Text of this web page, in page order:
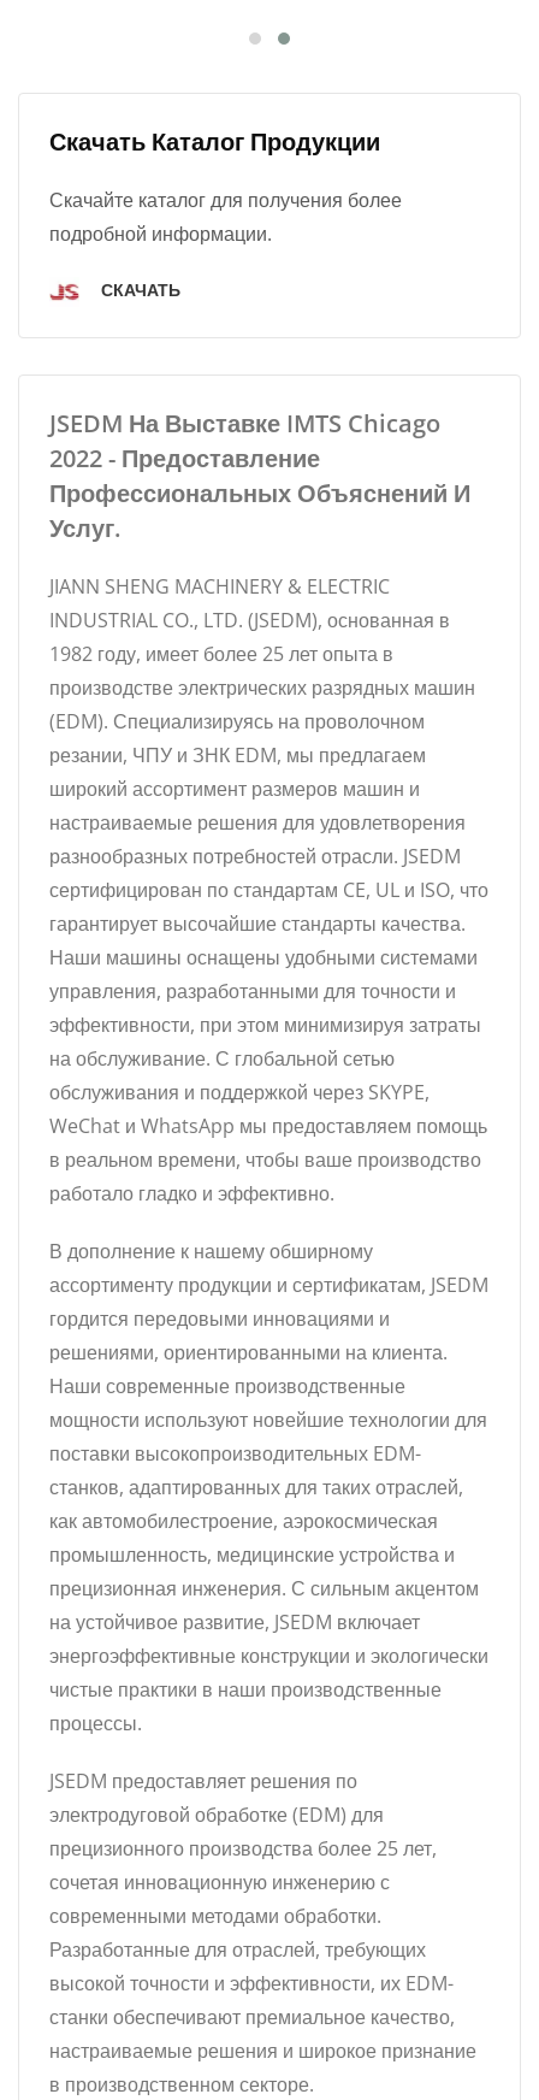
Скачать Каталог Продукции
Скачайте каталог для получения более
подробной информации.
СКАЧАТЬ
JSEDM На Выставке IMTS Chicago
2022 - Предоставление
Профессиональных Объяснений И
Услуг.
JIANN SHENG MACHINERY & ELECTRIC
INDUSTRIAL CO., LTD. (JSEDM), основанная в
1982 году, имеет более 25 лет опыта в
производстве электрических разрядных машин
(EDM). Специализируясь на проволочном
резании, ЧПУ и ЗНК EDM, мы предлагаем
широкий ассортимент размеров машин и
настраиваемые решения для удовлетворения
разнообразных потребностей отрасли. JSEDM
сертифицирован по стандартам CE, UL и ISO, что
гарантирует высочайшие стандарты качества.
Наши машины оснащены удобными системами
управления, разработанными для точности и
эффективности, при этом минимизируя затраты
на обслуживание. С глобальной сетью
обслуживания и поддержкой через SKYPE,
WeChat и WhatsApp мы предоставляем помощь
в реальном времени, чтобы ваше производство
работало гладко и эффективно.
В дополнение к нашему обширному
ассортименту продукции и сертификатам, JSEDM
гордится передовыми инновациями и
решениями, ориентированными на клиента.
Наши современные производственные
мощности используют новейшие технологии для
поставки высокопроизводительных EDM-
станков, адаптированных для таких отраслей,
как автомобилестроение, аэрокосмическая
промышленность, медицинские устройства и
прецизионная инженерия. С сильным акцентом
на устойчивое развитие, JSEDM включает
энергоэффективные конструкции и экологически
чистые практики в наши производственные
процессы.
JSEDM предоставляет решения по
электродуговой обработке (EDM) для
прецизионного производства более 25 лет,
сочетая инновационную инженерию с
современными методами обработки.
Разработанные для отраслей, требующих
высокой точности и эффективности, их EDM-
станки обеспечивают премиальное качество,
настраиваемые решения и широкое признание
в производственном секторе.